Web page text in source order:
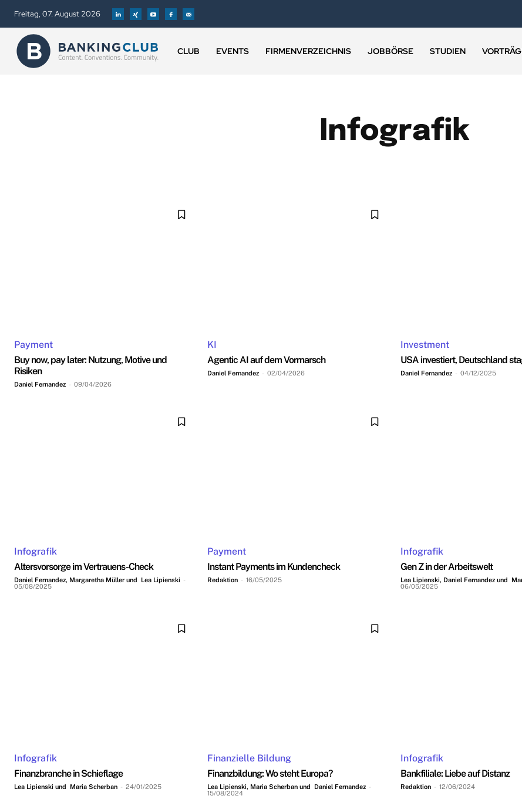
Freitag, 07. August 2026
CLUB EVENTS FIRMENVERZEICHNIS JOBBÖRSE STUDIEN
Infografik
Payment
Buy now, pay later: Nutzung, Motive und
Risiken
Daniel Fernandez - 09/04/2026
KI
Agentic AI auf dem Vormarsch
Daniel Fernandez - 02/04/2026
Investment
USA investiert, Deutschland
Daniel Fernandez - 04/12/2025
Infografik
Altersvorsorge im Vertrauens-Check
Daniel Fernandez, Margaretha Müller und Lea Lipienski -
05/08/2025
Payment
Instant Payments im Kundencheck
Redaktion - 16/05/2025
Infografik
Gen Z in der Arbeitswelt
Lea Lipienski, Daniel Fernandez und
06/05/2025
Infografik
Finanzbranche in Schieflage
Lea Lipienski und Maria Scherban - 24/01/2025
Finanzielle Bildung
Finanzbildung: Wo steht Europa?
Lea Lipienski, Maria Scherban und Daniel Fernandez -
15/08/2024
Infografik
Bankfiliale: Liebe auf Distanz
Redaktion - 12/06/2024